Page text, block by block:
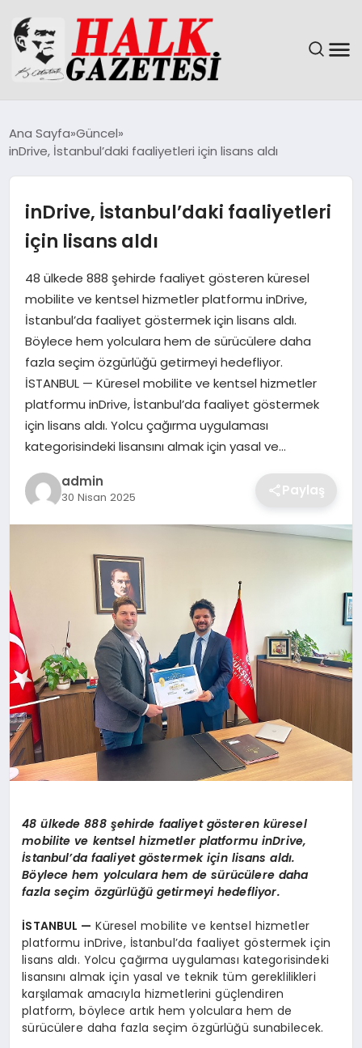
DÜNYA
EĞITIM
EKONOMI
SPOR
TEKNOLOJI
YAŞAM
Ana Sayfa Güncel
inDrive, İstanbul’daki faaliyetleri için lisans aldı
inDrive, İstanbul’daki faaliyetleri
için lisans aldı
48 ülkede 888 şehirde faaliyet gösteren küresel
mobilite ve kentsel hizmetler platformu inDrive,
İstanbul’da faaliyet göstermek için lisans aldı.
Böylece hem yolculara hem de sürücülere daha
fazla seçim özgürlüğü getirmeyi hedefliyor.
İSTANBUL — Küresel mobilite ve kentsel hizmetler
platformu inDrive, İstanbul’da faaliyet göstermek
için lisans aldı. Yolcu çağırma uygulaması
kategorisindeki lisansını almak için yasal ve…
admin
30 Nisan 2025 Paylaş
48 ülkede 888 şehirde faaliyet gösteren küresel
mobilite ve kentsel hizmetler platformu inDrive,
İstanbul’da faaliyet göstermek için lisans aldı.
Böylece hem yolculara hem de sürücülere daha
fazla seçim özgürlüğü getirmeyi hedefliyor.
İSTANBUL — Küresel mobilite ve kentsel hizmetler
platformu inDrive, İstanbul’da faaliyet göstermek için
lisans aldı. Yolcu çağırma uygulaması kategorisindeki
lisansını almak için yasal ve teknik tüm gereklilikleri
karşılamak amacıyla hizmetlerini güçlendiren
platform, böylece artık hem yolculara hem de
sürücülere daha fazla seçim özgürlüğü sunabilecek.